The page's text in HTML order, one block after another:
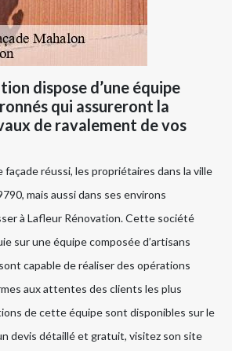
dispose d’une équipe
qui assureront la
de ravalement de vos
façade réussi, les propriétaires dans la ville
mais aussi dans ses environs
à Lafleur Rénovation. Cette société
sur une équipe composée d’artisans
capable de réaliser des opérations
aux attentes des clients les plus
de cette équipe sont disponibles sur le
devis détaillé et gratuit, visitez son site